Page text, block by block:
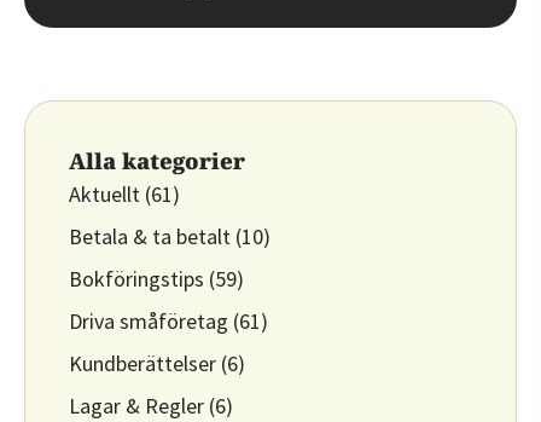
Alla kategorier
Aktuellt (61)
Betala & ta betalt (10)
Bokföringstips (59)
Driva småföretag (61)
Kundberättelser (6)
Lagar & Regler (6)